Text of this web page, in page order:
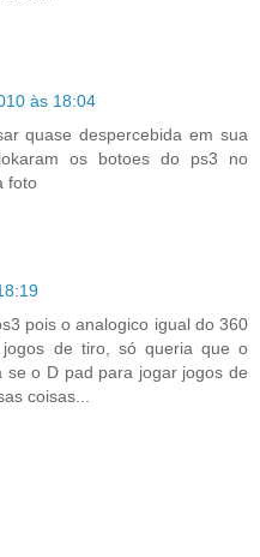
às 18:04
quase despercebida em sua
os botoes do ps3 no
foto
pois o analogico igual do 360
de tiro, só queria que o
se o D pad para jogar jogos de
coisas...